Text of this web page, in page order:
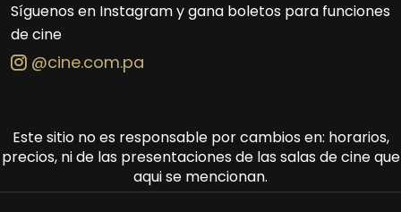
Síguenos en Instagram y gana boletos para funciones
de cine
@cine.com.pa
Este sitio no es responsable por cambios en: horarios,
precios, ni de las presentaciones de las salas de cine que
aqui se mencionan.